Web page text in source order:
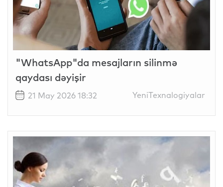
"WhatsApp"da mesajların silinmə
qaydası dəyişir
21 May 2026 18:32 YeniTexnalogiyalar